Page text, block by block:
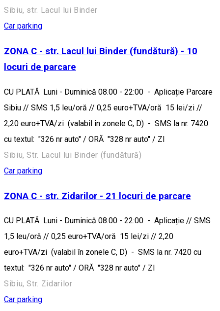
Sibiu, str. Lacul lui Binder
Car parking
ZONA C - str. Lacul lui Binder (fundătură) - 10
locuri de parcare
CU PLATĂ Luni - Duminică 08.00 - 22:00 - Aplicație Parcare
Sibiu // SMS 1,5 leu/oră // 0,25 euro+TVA/oră 15 lei/zi //
2,20 euro+TVA/zi (valabil în zonele C, D) - SMS la nr. 7420
cu textul: "326 nr auto" / ORĂ "328 nr auto" / ZI
Sibiu, Str. Lacul lui Binder (fundătură)
Car parking
ZONA C - str. Zidarilor - 21 locuri de parcare
CU PLATĂ Luni - Duminică 08.00 - 22:00 - Aplicație // SMS
1,5 leu/oră // 0,25 euro+TVA/oră 15 lei/zi // 2,20
euro+TVA/zi (valabil în zonele C, D) - SMS la nr. 7420 cu
textul: "326 nr auto" / ORĂ "328 nr auto" / ZI
Sibiu, Str. Zidarilor
Car parking